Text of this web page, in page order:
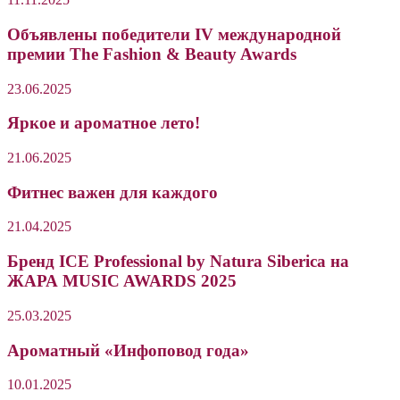
Объявлены победители IV международной
премии The Fashion & Beauty Awards
23.06.2025
Яркое и ароматное лето!
21.06.2025
Фитнес важен для каждого
21.04.2025
Бренд ICE Professional by Natura Siberica на
ЖАРА MUSIC AWARDS 2025
25.03.2025
Ароматный «Инфоповод года»
10.01.2025